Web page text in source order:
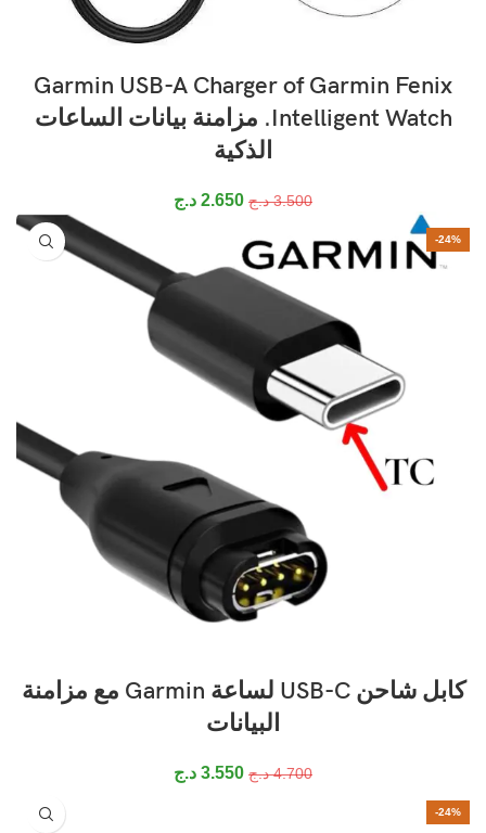
Garmin USB-A Charger of Garmin Fenix
Intelligent Watch. مزامنة بيانات الساعات
الذكية
3.500 د.ج 2.650 د.ج
-24%
كابل شاحن USB-C لساعة Garmin مع مزامنة
البيانات
4.700 د.ج 3.550 د.ج
-24%